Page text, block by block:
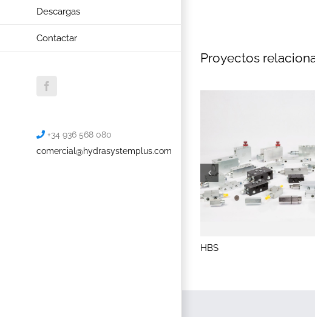
Descargas
Contactar
Facebook
+34 936 568 080
comercial@hydrasystemplus.com
Proyectos
HBS